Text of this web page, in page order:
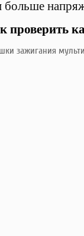
больше
проверить